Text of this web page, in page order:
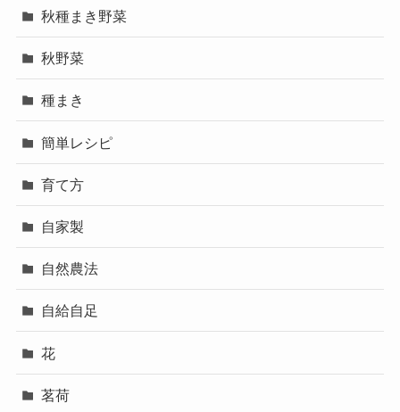
秋種まき野菜
秋野菜
種まき
簡単レシピ
育て方
自家製
自然農法
自給自足
花
茗荷